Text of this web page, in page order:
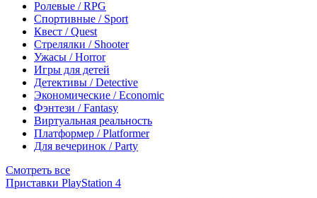
Ролевые / RPG
Спортивные / Sport
Квест / Quest
Стрелялки / Shooter
Ужасы / Horror
Игры для детей
Детективы / Detective
Экономические / Economic
Фэнтези / Fantasy
Виртуальная реальность
Платформер / Platformer
Для вечеринок / Party
Смотреть все
Приставки PlayStation 4